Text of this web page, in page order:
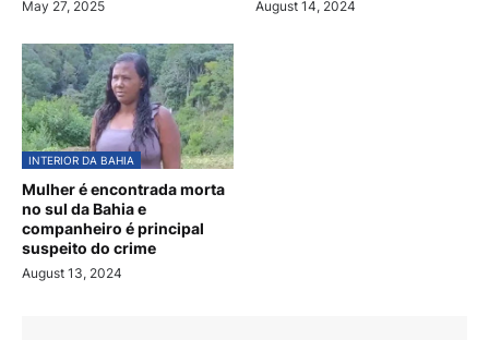
May 27, 2025 August 14, 2024
INTERIOR DA BAHIA
Mulher é encontrada morta
no sul da Bahia e
companheiro é principal
suspeito do crime
August 13, 2024